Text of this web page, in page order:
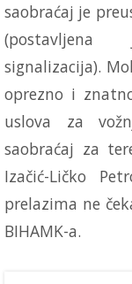
saobraćaj je
(postavljena
signalizacija).
oprezno i
uslova za
saobraćaj za
Izačić-Ličko
prelazima ne
BIHAMK-a.